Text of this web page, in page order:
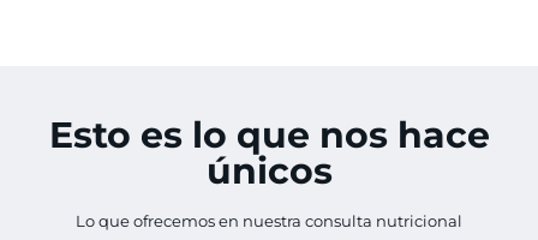
Esto es lo que nos hace
únicos
Lo que ofrecemos en nuestra consulta nutricional